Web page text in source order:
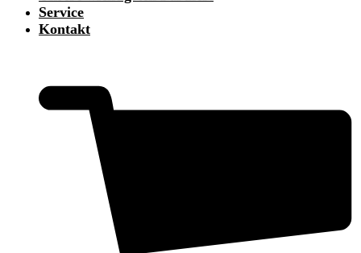
Service
Kontakt